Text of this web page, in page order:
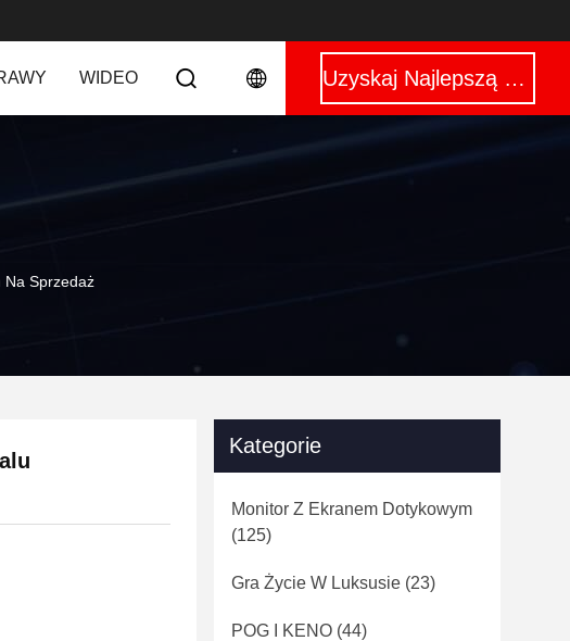
WIDEO Uzyskaj Najlepszą Cenę
Na Sprzedaż
Kategorie
Monitor Z Ekranem Dotykowym
(125)
Gra Życie W Luksusie (23)
POG I KENO (44)